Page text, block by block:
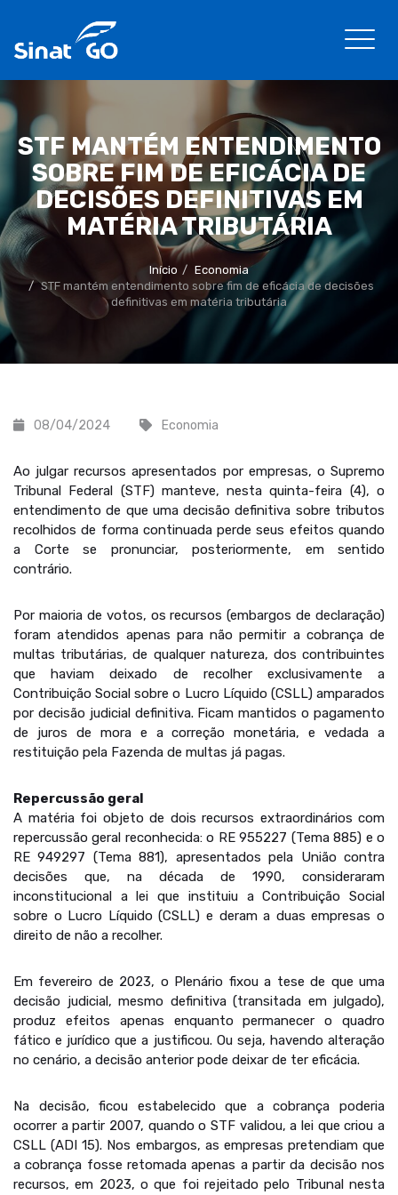
STF MANTÉM ENTENDIMENTO
SOBRE FIM DE EFICÁCIA DE
DECISÕES DEFINITIVAS EM
MATÉRIA TRIBUTÁRIA
Início
Economia
STF mantém entendimento sobre fim de eficácia de decisões
definitivas em matéria tributária
08/04/2024 Economia
Ao julgar recursos apresentados por empresas, o Supremo
Tribunal Federal (STF) manteve, nesta quinta-feira (4), o
entendimento de que uma decisão definitiva sobre tributos
recolhidos de forma continuada perde seus efeitos quando
a Corte se pronunciar, posteriormente, em sentido
contrário.
Por maioria de votos, os recursos (embargos de declaração)
foram atendidos apenas para não permitir a cobrança de
multas tributárias, de qualquer natureza, dos contribuintes
que haviam deixado de recolher exclusivamente a
Contribuição Social sobre o Lucro Líquido (CSLL) amparados
por decisão judicial definitiva. Ficam mantidos o pagamento
de juros de mora e a correção monetária, e vedada a
restituição pela Fazenda de multas já pagas.
Repercussão geral
A matéria foi objeto de dois recursos extraordinários com
repercussão geral reconhecida: o RE 955227 (Tema 885) e o
RE 949297 (Tema 881), apresentados pela União contra
decisões que, na década de 1990, consideraram
inconstitucional a lei que instituiu a Contribuição Social
sobre o Lucro Líquido (CSLL) e deram a duas empresas o
direito de não a recolher.
Em fevereiro de 2023, o Plenário fixou a tese de que uma
decisão judicial, mesmo definitiva (transitada em julgado),
produz efeitos apenas enquanto permanecer o quadro
fático e jurídico que a justificou. Ou seja, havendo alteração
no cenário, a decisão anterior pode deixar de ter eficácia.
Na decisão, ficou estabelecido que a cobrança poderia
ocorrer a partir 2007, quando o STF validou, a lei que criou a
CSLL (ADI 15). Nos embargos, as empresas pretendiam que
a cobrança fosse retomada apenas a partir da decisão nos
recursos, em 2023, o que foi rejeitado pelo Tribunal nesta